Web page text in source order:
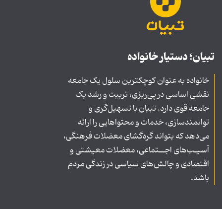
تبیان؛ دستیار خانواده
خانواده به عنوان کوچکترین سلول یک جامعه
نقشی اساسی در پی‌ریزی، تربیت و رشد یک
جامعه قوی دارد. تبیان با تسهیل‌گری و
توانمندسازی، خدمات و محتواهایی را ارائه
می‌دهد که بتواند گره‌گشای معضلات فرهنگی،
آسیـب‌های اجــتماعی، معضلات معیشتی و
اقتصادی و چالش‌های سیاسی در زندگی مردم
باشد.